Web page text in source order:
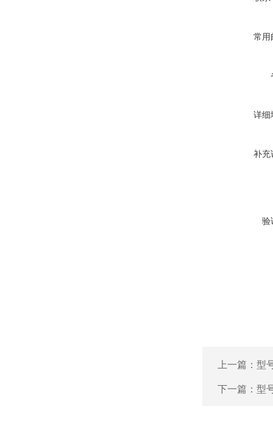
常用
详细
补充
验
上一篇： 型
下一篇： 型